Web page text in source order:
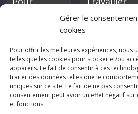
Gérer le
cookies
Pour offrir les meilleures expériences, nous
telles que les cookies pour stocker et/ou
appareils. Le fait de consentir à ces
traiter des données telles que le
uniques sur ce site. Le fait de ne pas
consentement peut avoir un effet négatif
et fonctions.
discothèque
Si tu souhaites
Rocknfool,
pas à nous
tes chroniques de
concerts, de
séries ou des
d'humeur :